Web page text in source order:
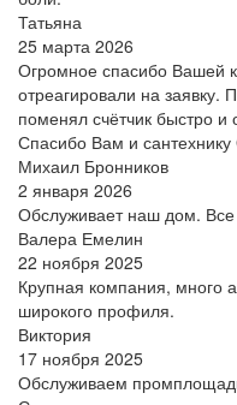
Татьяна
25 марта 2026
Огромное спасибо Вашей
отреагировали на заявку.
поменял счётчик быстро и
Спасибо Вам и сантехнику
Михаил Бронников
2 января 2026
Обслуживает наш дом. Все
Валера Емелин
22 ноября 2025
Крупная компания, много
широкого профиля.
Виктория
17 ноября 2025
Обслуживаем